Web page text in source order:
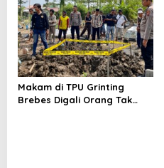
Makam di TPU Grinting
Brebes Digali Orang Tak